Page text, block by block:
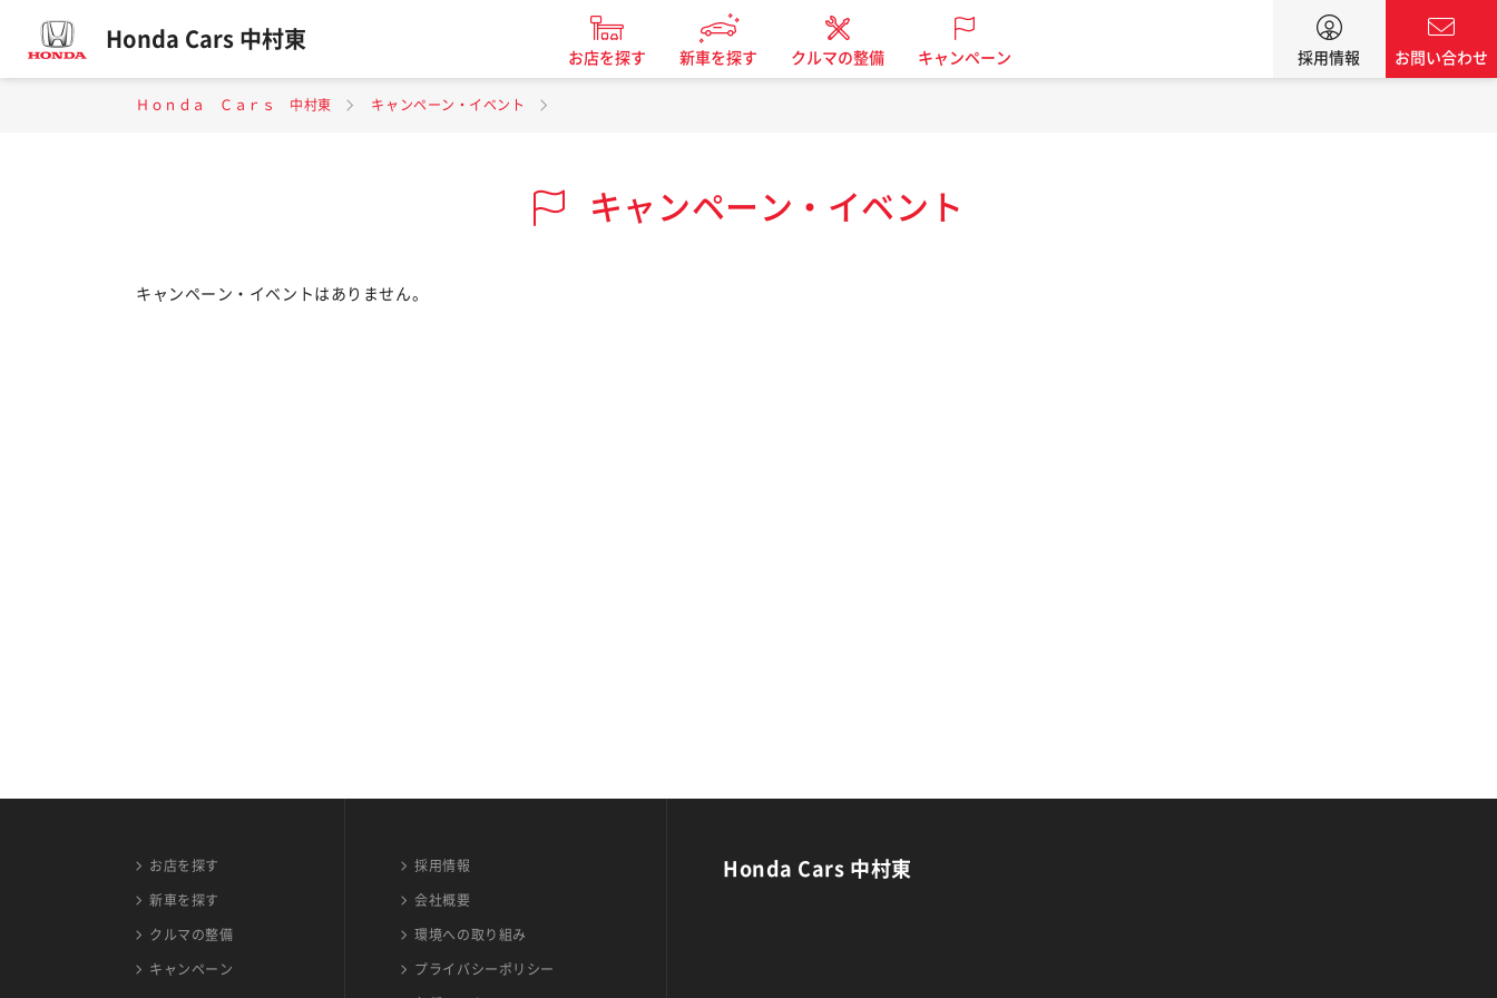
Honda Cars 中村東
お店を探す 新車を探す クルマの整備 キャンペーン 採用情報 お問い合わせ
Ｈｏｎｄａ Ｃａｒｓ 中村東 キャンペーン・イベント
キャンペーン・イベント
キャンペーン・イベントはありません。
お店を探す
新車を探す
クルマの整備
キャンペーン
採用情報
会社概要
環境への取り組み
プライバシーポリシー
Honda Cars 中村東